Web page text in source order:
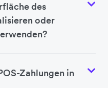
des
oder
Zahlungen in